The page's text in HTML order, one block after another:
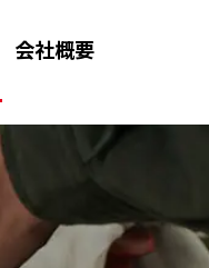
会社概要